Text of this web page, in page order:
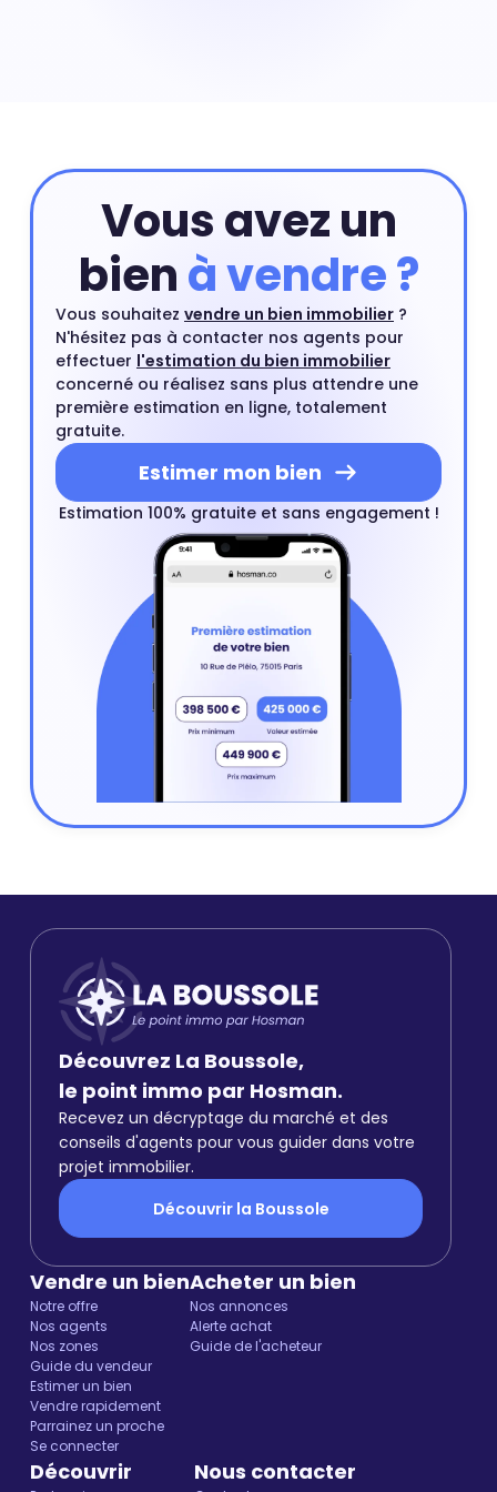
du quartier.
Vous avez un
bienà vendre ?
Vous souhaitez vendre un bien immobilier ?
N'hésitez pas à contacter nos agents pour
effectuer l'estimation du bien immobilier
concerné ou réalisez sans plus attendre une
première estimation en ligne, totalement
gratuite.
Estimer mon bien
Estimation 100% gratuite et sans engagement !
Découvrez La Boussole,
le point immo par Hosman.
Recevez un décryptage du marché et des
conseils d'agents pour vous guider dans votre
projet immobilier.
Découvrir la Boussole
Vendre un bien
Notre offre
Nos agents
Nos zones
Guide du vendeur
Estimer un bien
Vendre rapidement
Parrainez un proche
Se connecter
Acheter un bien
Nos annonces
Alerte achat
Guide de l'acheteur
Découvrir Nous contacter